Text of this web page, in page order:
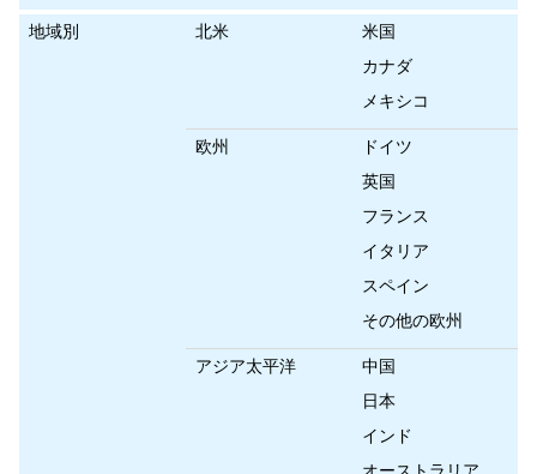
地域別 北米
米国
カナダ
メキシコ
欧州
ドイツ
英国
フランス
イタリア
スペイン
その他の欧州
アジア太平洋
中国
日本
インド